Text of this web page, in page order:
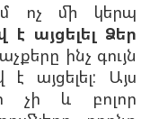
ոչ մի կերպ
է այցելել Ձեր
ինչ գույն
այցելել: Այս
չի և բոլոր